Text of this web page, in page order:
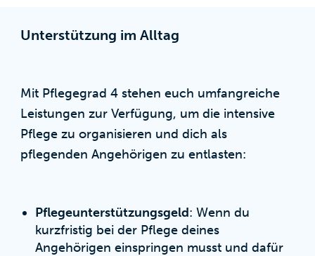
Unterstützung im Alltag
Mit Pflegegrad 4 stehen euch umfangreiche
Leistungen zur Verfügung, um die intensive
Pflege zu organisieren und dich als
pflegenden Angehörigen zu entlasten:
Pflegeunterstützungsgeld: Wenn du
kurzfristig bei der Pflege deines
Angehörigen einspringen musst und dafür